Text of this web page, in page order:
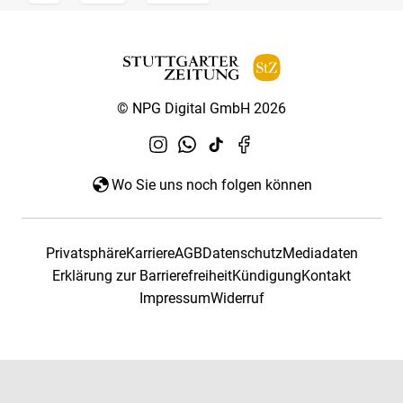
© NPG Digital GmbH 2026
Wo Sie uns noch folgen können
PrivatsphäreKarriereAGBDatenschutzMediadaten
Erklärung zur BarrierefreiheitKündigungKontakt
ImpressumWiderruf